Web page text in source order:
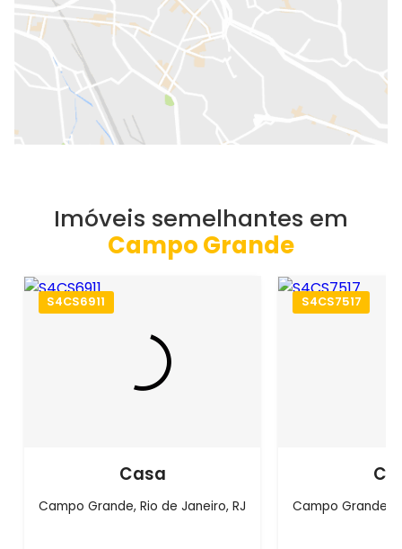
Imóveis semelhantes em
Campo Grande
S4CS6911
Casa
Campo Grande, Rio de Janeiro, RJ
S4CS7517
Campo Grande,